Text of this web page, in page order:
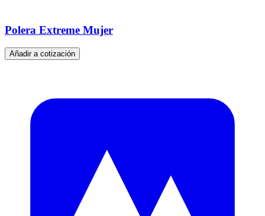
Polera Extreme Mujer
Añadir a cotización